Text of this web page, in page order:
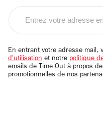
email
En entrant votre adresse mail,
d'utilisation et notre politique
emails de Time Out à propos
promotionnelles de nos